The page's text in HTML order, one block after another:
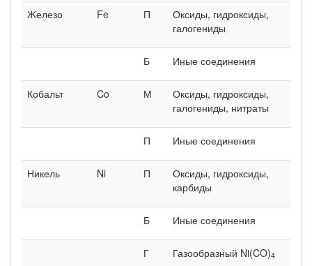
Железо Fe П
Оксиды, гидроксиды,
галогениды
Б Иные соединения
Кобальт Co М
Оксиды, гидроксиды,
галогениды, нитраты
П Иные соединения
Никель Ni П
Оксиды, гидроксиды,
карбиды
Б Иные соединения
Г Газообразный Ni(CO)4